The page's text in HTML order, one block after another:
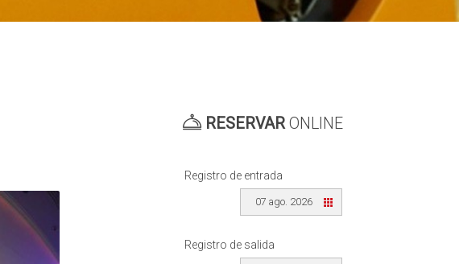
RESERVARONLINE
Registro de entrada
07 ago. 2026
Registro de salida